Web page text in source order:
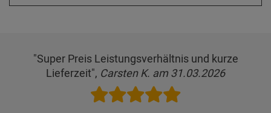
"Super Preis Leistungsverhältnis und kurze
Lieferzeit", Carsten K. am 31.03.2026